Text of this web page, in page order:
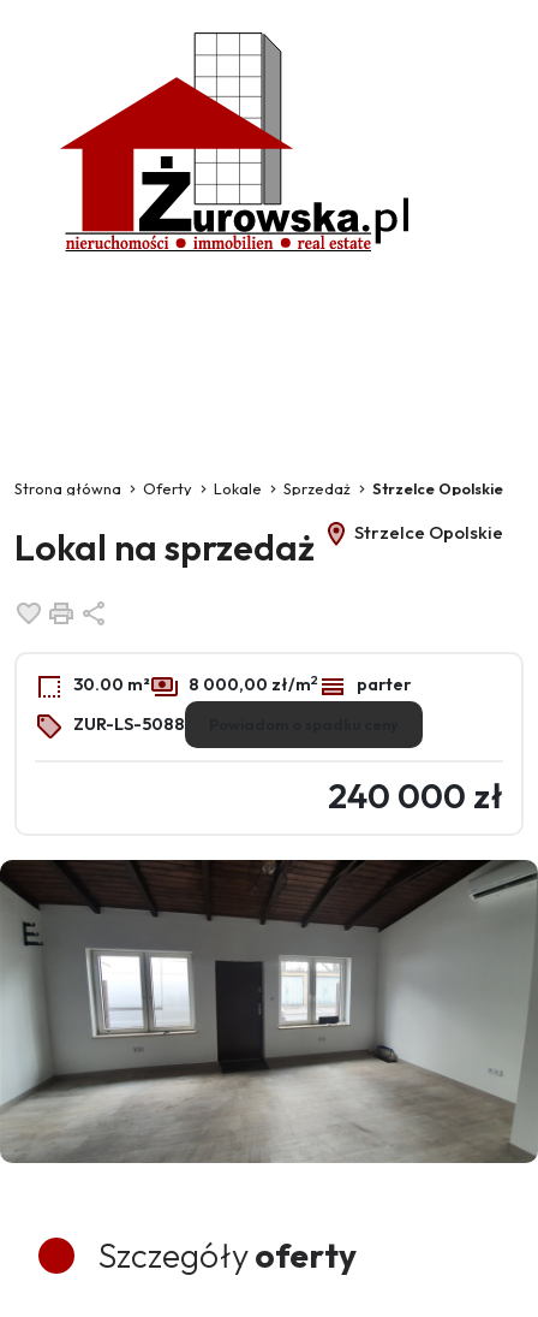
Strona główna Oferty Lokale Sprzedaż Strzelce Opolskie
Lokal na sprzedaż Strzelce Opolskie
Dodaj do ulubionych
Drukuj
30.00 m² 8 000,00 zł/m2
parter
ZUR-LS-5088
240 000 zł
Szczegółyoferty